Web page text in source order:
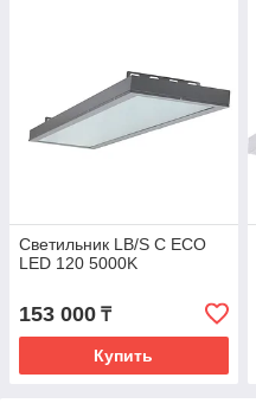
Светильник LB/S C ECO
LED 120 5000K
153 000 ₸
Купить